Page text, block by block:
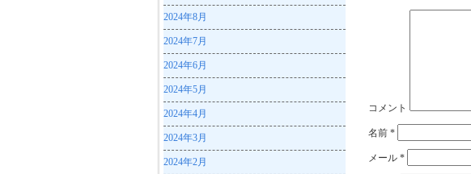
コメント
名前 *
メール *
2024年8月
2024年7月
2024年6月
2024年5月
2024年4月
2024年3月
2024年2月